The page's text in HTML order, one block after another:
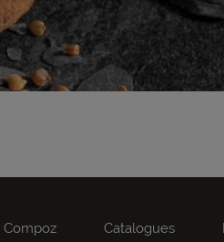
Compoz Catalogues